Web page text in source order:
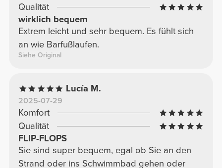
Qualität
wirklich bequem
Extrem leicht und sehr bequem. Es fühlt sich
an wie Barfußlaufen.
Siehe Original
Lucía M.
2025-07-29
Komfort
Qualität
FLIP-FLOPS
Sie sind super bequem, egal ob Sie an den
Strand oder ins Schwimmbad gehen oder